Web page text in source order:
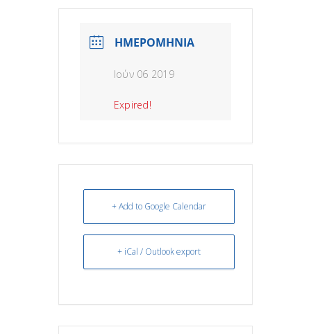
ΗΜΕΡΟΜΗΝΙΑ
Ιούν 06 2019
Expired!
+ Add to Google Calendar
+ iCal / Outlook export